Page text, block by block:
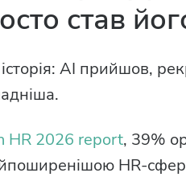
став
AI прийшов,
HR 2026 report, 39%
HR-